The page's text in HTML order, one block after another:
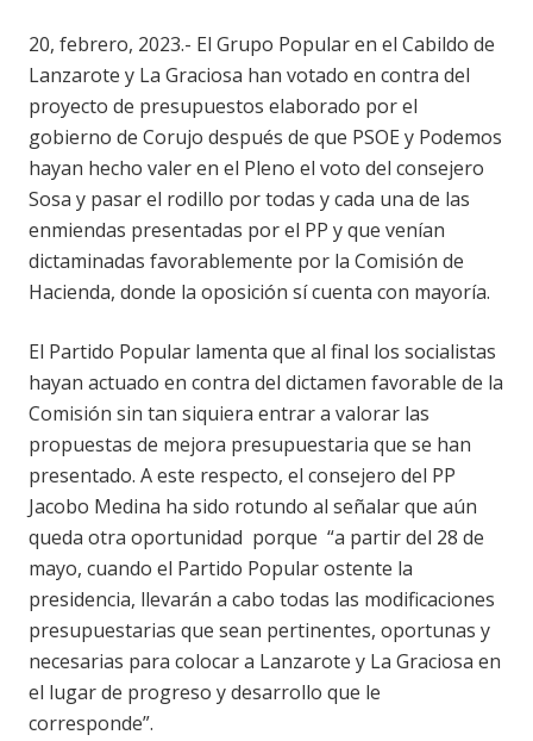
20, febrero, 2023.- El Grupo Popular en el Cabildo de
Lanzarote y La Graciosa han votado en contra del
proyecto de presupuestos elaborado por el
gobierno de Corujo después de que PSOE y Podemos
hayan hecho valer en el Pleno el voto del consejero
Sosa y pasar el rodillo por todas y cada una de las
enmiendas presentadas por el PP y que venían
dictaminadas favorablemente por la Comisión de
Hacienda, donde la oposición sí cuenta con mayoría.
El Partido Popular lamenta que al final los socialistas
hayan actuado en contra del dictamen favorable de la
Comisión sin tan siquiera entrar a valorar las
propuestas de mejora presupuestaria que se han
presentado. A este respecto, el consejero del PP
Jacobo Medina ha sido rotundo al señalar que aún
queda otra oportunidad porque “a partir del 28 de
mayo, cuando el Partido Popular ostente la
presidencia, llevarán a cabo todas las modificaciones
presupuestarias que sean pertinentes, oportunas y
necesarias para colocar a Lanzarote y La Graciosa en
el lugar de progreso y desarrollo que le
corresponde”.